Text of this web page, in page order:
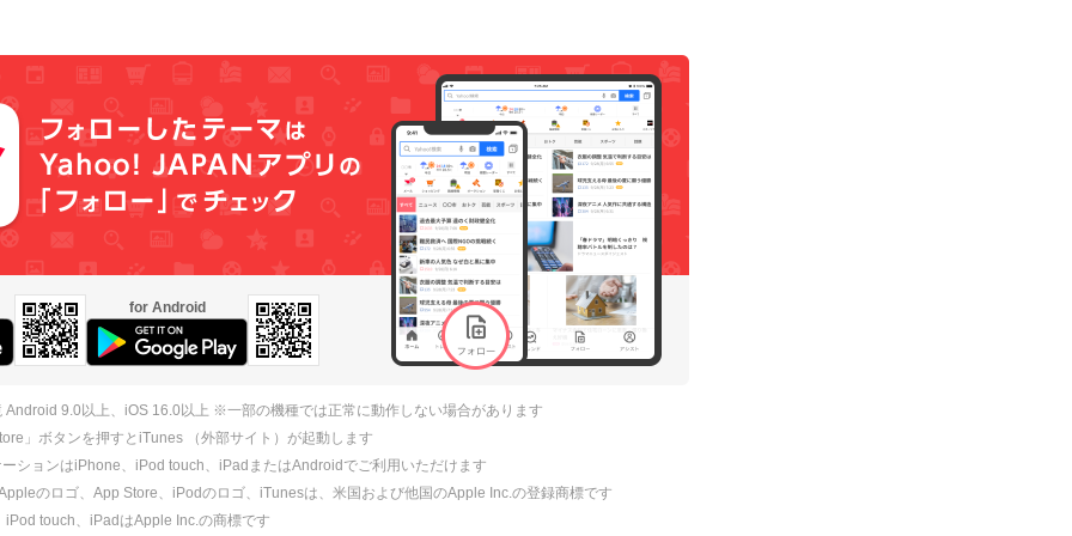
for Android
Android 9.0以上、iOS 16.0以上 ※一部の機種では正常に動作しない場合があります
」ボタンを押すとiTunes （外部サイト）が起動します
ションはiPhone、iPod touch、iPadまたはAndroidでご利用いただけます
のロゴ、App Store、iPodのロゴ、iTunesは、米国および他国のApple Inc.の登録商標です
iPod touch、iPadはApple Inc.の商標です